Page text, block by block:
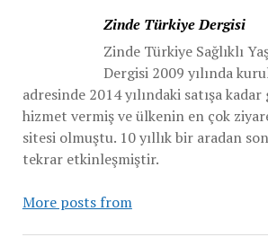
Zinde Türkiye Dergisi
Zinde Türkiye Sağlıklı
Dergisi 2009 yılında
adresinde 2014 yılındaki satışa
hizmet vermiş ve ülkenin en çok
sitesi olmuştu. 10 yıllık bir aradan
tekrar etkinleşmiştir.
More posts from